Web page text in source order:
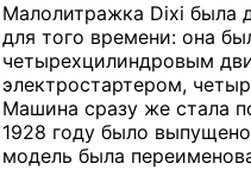
Малолитражка Dixi была
для того времени: она
четырехцилиндровым
электростартером,
Машина сразу же стала
1928 году было
модель была